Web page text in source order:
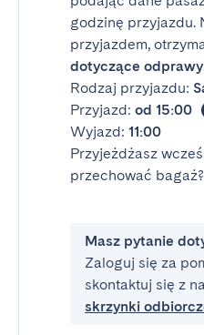
godzinę przyjazdu.
przyjazdem,
dotyczące odprawy
Rodzaj przyjazdu:
Przyjazd: od 15:00
Wyjazd: 11:00
Przyjeżdżasz
przechować bagaż?
Masz pytanie
Zaloguj się za
skontaktuj się z
skrzynki